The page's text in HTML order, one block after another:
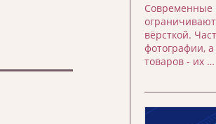
Современные
вёрсткой.
фотографии,
товаров - их …